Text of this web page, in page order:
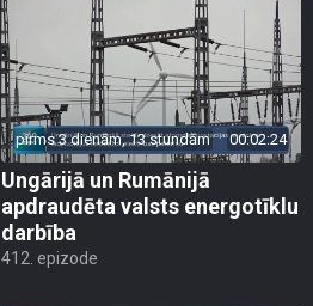
pirms 3 dienām, 13 stundām 00:02:24
Ungārijā un Rumānijā
apdraudēta valsts energotīklu
darbība
412. epizode